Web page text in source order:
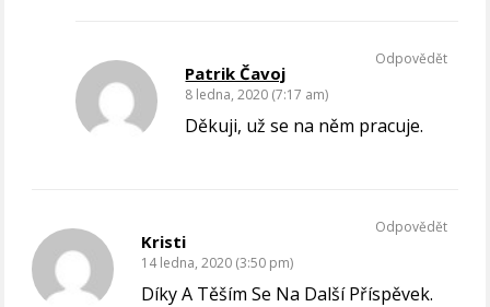
Patrik Čavoj
8 ledna, 2020 (7:17 am)
Děkuji, už se na něm pracuje.
Odpovědět
Kristi
14 ledna, 2020 (3:50 pm)
Díky A Těším Se Na Další Příspěvek.
Odpovědět